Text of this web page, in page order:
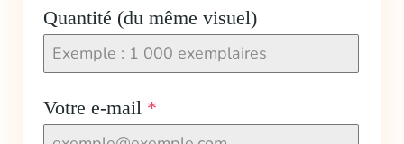
Quantité (du même visuel)
Votre e-mail *